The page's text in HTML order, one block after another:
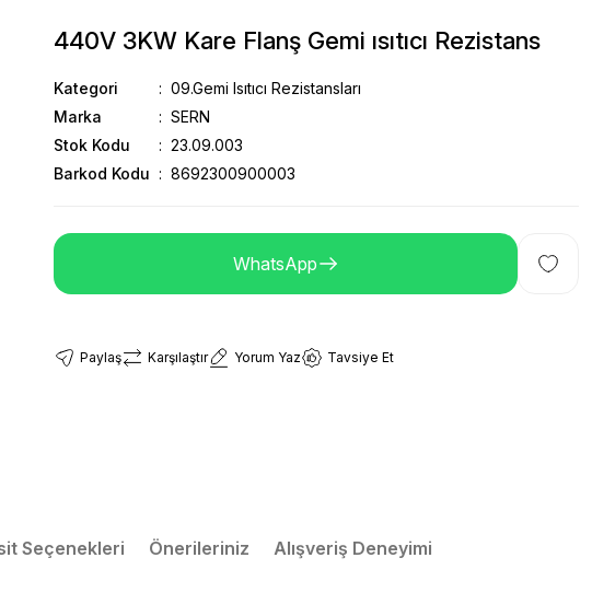
440V 3KW Kare Flanş Gemi ısıtıcı Rezistans
Kategori
09.Gemi Isıtıcı Rezistansları
Marka
SERN
Stok Kodu
23.09.003
Barkod Kodu
8692300900003
WhatsApp
Paylaş Karşılaştır Yorum Yaz Tavsiye Et
Seçenekleri Önerileriniz Alışveriş Deneyimi